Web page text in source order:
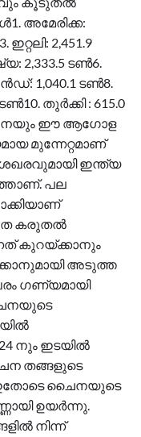
അമേരിക്ക:
2,451.9
2,333.5 ടണ്‍6.
1,040.1 ടണ്‍8.
തുര്‍ക്കി : 615.0
ഈ ആഗോള
മുന്നേറ്റമാണ്
ഇന്ത്യ
പല
കരുതല്‍
കുറയ്ക്കാനും
അടുത്ത
ഗണ്യമായി
നും ഇടയില്‍
തങ്ങളുടെ
ഇതോടെ ചൈനയുടെ
ഉയര്‍ന്നു.
നിന്ന്